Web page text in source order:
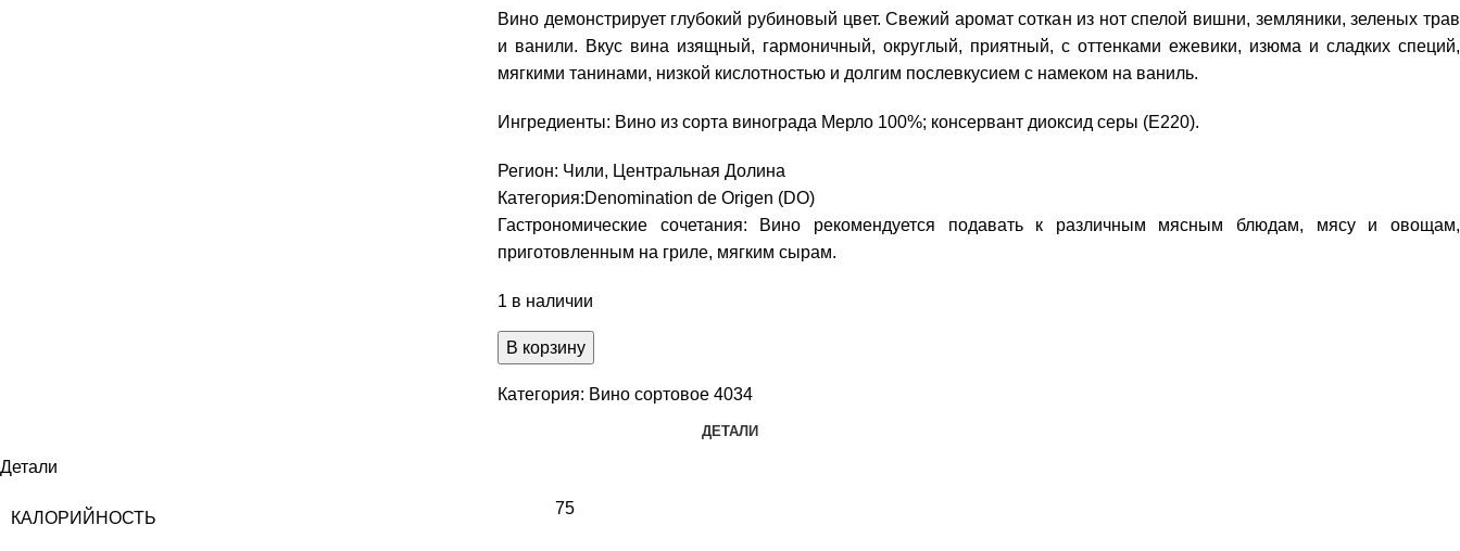
Вино демонстрирует глубокий рубиновый цвет. Свежий аромат соткан из нот спелой вишни, земляники, зеленых трав
и ванили. Вкус вина изящный, гармоничный, округлый, приятный, с оттенками ежевики, изюма и сладких специй,
мягкими танинами, низкой кислотностью и долгим послевкусием с намеком на ваниль.
Ингредиенты: Вино из сорта винограда Мерло 100%; консервант диоксид серы (Е220).
Регион: Чили, Центральная Долина
Категория:Denomination de Origen (DO)
Гастрономические сочетания: Вино рекомендуется подавать к различным мясным блюдам, мясу и овощам,
приготовленным на гриле, мягким сырам.
1 в наличии
В корзину
Категория: Вино сортовое 4034
ДЕТАЛИ
Детали
КАЛОРИЙНОСТЬ
75